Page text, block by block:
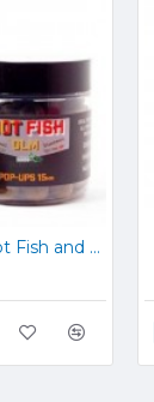
Dynamite Baits Hot Fish and GLM Pop Up